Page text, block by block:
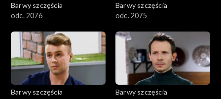
Barwy szczęścia
odc. 2076
Barwy szczęścia
odc. 2075
Barwy szczęścia
Barwy szczęścia